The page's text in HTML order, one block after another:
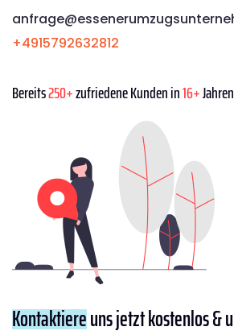
+4915792632812
Bereits250+zufriedene Kunden in16+
Kontaktiereuns jetzt kostenlos &